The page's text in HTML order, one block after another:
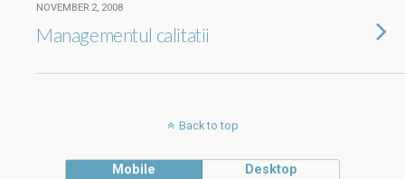
NOVEMBER 2, 2008
Managementul calitatii
Back to top
Mobile Desktop